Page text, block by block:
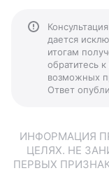
дается
итогам
обратитесь
возможных
Ответ
ИНФОРМАЦИЯ
ЦЕЛЯХ. НЕ
ПЕРВЫХ